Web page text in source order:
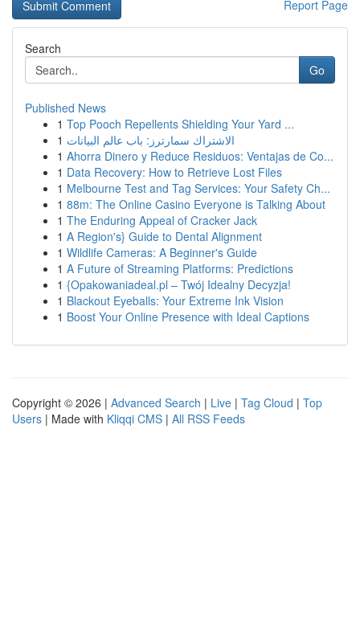
Report Page
Search
Go
Published News
1 Top Pooch Repellents Shielding Your Yard ...
1 الاشتراك سمارترز: باب عالم البيانات
1 Ahorra Dinero y Reduce Residuos: Ventajas de Co...
1 Data Recovery: How to Retrieve Lost Files
1 Melbourne Test and Tag Services: Your Safety Ch...
1 88m: The Online Casino Everyone is Talking About
1 The Enduring Appeal of Cracker Jack
1 A Region's} Guide to Dental Alignment
1 Wildlife Cameras: A Beginner's Guide
1 A Future of Streaming Platforms: Predictions
1 {Opakowaniadeal.pl – Twój Idealny Decyzja!
1 Blackout Eyeballs: Your Extreme Ink Vision
1 Boost Your Online Presence with Ideal Captions
Copyright © 2026 | Advanced Search | Live | Tag Cloud | Top
Users | Made with Kliqqi CMS | All RSS Feeds